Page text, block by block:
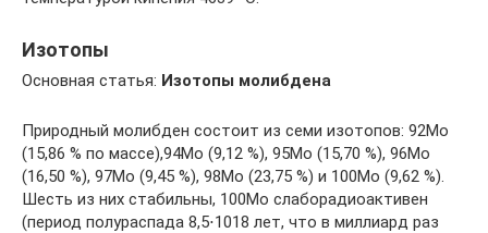
Изотопы
Основная статья: Изотопы молибдена
Природный молибден состоит из семи изотопов: 92Mo
(15,86 % по массе),94Mo (9,12 %), 95Mo (15,70 %), 96Mo
(16,50 %), 97Mo (9,45 %), 98Mo (23,75 %) и 100Mo (9,62 %).
Шесть из них стабильны, 100Mo слаборадиоактивен
(период полураспада 8,5⋅1018 лет, что в миллиард раз